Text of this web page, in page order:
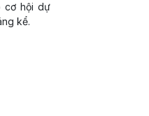
cơ hội dự
kể.